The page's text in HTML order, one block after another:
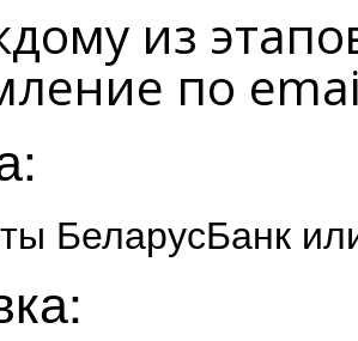
из
по
БеларусБанк